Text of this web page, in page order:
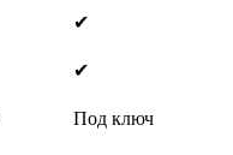
✔
✔
Под ключ